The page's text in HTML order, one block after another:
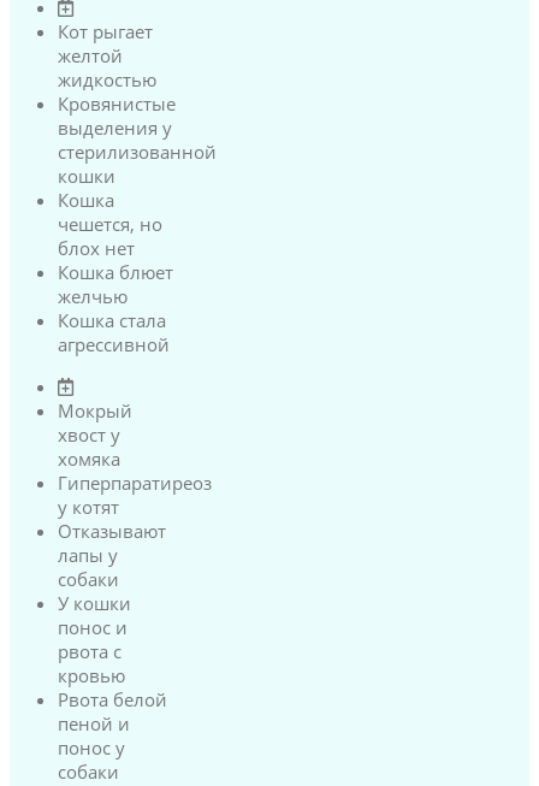
Кот рыгает
желтой
жидкостью
Кровянистые
выделения у
стерилизованной
кошки
Кошка
чешется, но
блох нет
Кошка блюет
желчью
Кошка стала
агрессивной
Мокрый
хвост у
хомяка
Гиперпаратиреоз
у котят
Отказывают
лапы у
собаки
У кошки
понос и
рвота с
кровью
Рвота белой
пеной и
понос у
собаки